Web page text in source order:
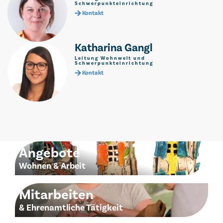
Schwerpunkteinrichtung
Kontakt
Katharina Gangl
Leitung Wohnwelt und
Schwerpunkteinrichtung
Kontakt
Angebote
Wohnen & Arbeit
Erfahren Sie mehr über unsere Angebote.
Mitarbeiten
& Ehrenamtliche Tätigkeit
Informationen zur Mitarbeit in der Lebenswelt.